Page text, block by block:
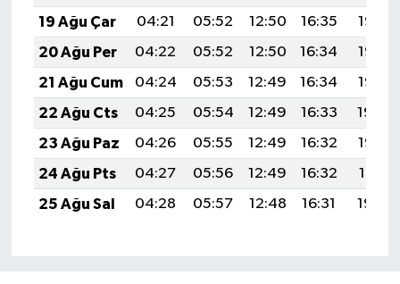
19 Ağu Çar
04:21 05:52 12:50 16:35
19:38
20 Ağu Per
04:22 05:52 12:50 16:34
19:37
21 Ağu Cum
04:24 05:53 12:49 16:34
19:36
22 Ağu Cts
04:25 05:54 12:49 16:33
19:34
23 Ağu Paz
04:26 05:55 12:49 16:32
19:33
24 Ağu Pts
04:27 05:56 12:49 16:32
19:31
25 Ağu Sal
04:28 05:57 12:48 16:31 19:30